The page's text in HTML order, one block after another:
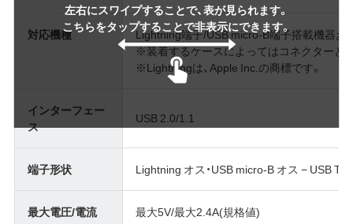
左右にスワイプすることで、表が見られます。
こちらをタップすることで非表示にできます。
対応機種
Lightning端子/USB micro-B端子搭載機器お
※装着するケースによってはコネクターと
※Lightningは、Apple Inc.の商標です。
インターフェー
ス
USB 2.0/1.1
端子形状 Lightning オス・USB micro-B オス − USB
最大電圧/電流 最大5V/最大2.4A(規格値)